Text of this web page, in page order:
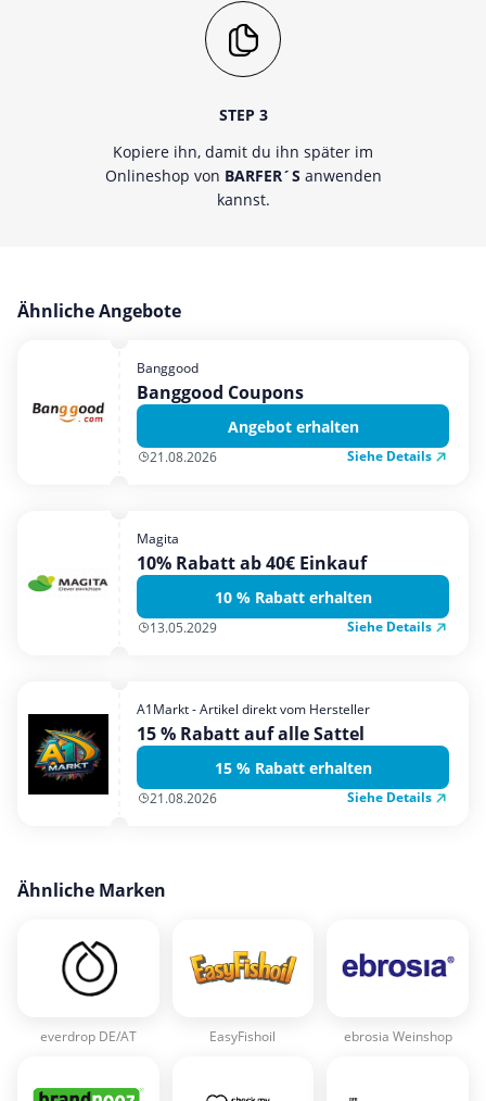
STEP 3
Kopiere ihn, damit du ihn später im
Onlineshop von BARFER´S anwenden
kannst.
Ähnliche Angebote
Banggood
Banggood Coupons
Angebot erhalten
21.08.2026 Siehe Details
Magita
10% Rabatt ab 40€ Einkauf
10 % Rabatt erhalten
13.05.2029 Siehe Details
A1Markt - Artikel direkt vom Hersteller
15 % Rabatt auf alle Sattel
15 % Rabatt erhalten
21.08.2026 Siehe Details
Ähnliche Marken
everdrop DE/AT EasyFishoil ebrosia Weinshop